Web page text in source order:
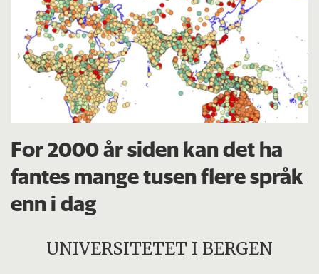
For 2000 år siden kan det ha
fantes mange tusen flere språk
enn i dag
UNIVERSITETET I BERGEN